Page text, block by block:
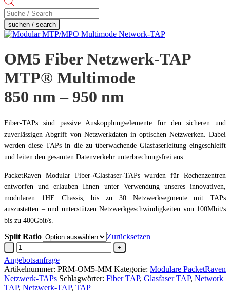
Products
search
suchen / search
OM5 Fiber Netzwerk-TAP
MTP® Multimode
850 nm – 950 nm
Fiber-TAPs sind passive Auskopplungselemente für den sicheren und
zuverlässigen Abgriff von Netzwerkdaten in optischen Netzwerken. Dabei
werden diese TAPs in die zu überwachende Glasfaserleitung eingeschleift
und leiten den gesamten Datenverkehr unterbrechungsfrei aus.
PacketRaven Modular Fiber-/Glasfaser-TAPs wurden für Rechenzentren
entworfen und erlauben Ihnen unter Verwendung unseres innovativen,
modularen 1HE Chassis, bis zu 30 Netzwerksegmente mit TAPs
auszustatten – und unterstützen Netzwerkgeschwindigkeiten von 100Mbit/s
bis zu 400Gbit/s.
Split Ratio
Zurücksetzen
OM5
Fiber
Netzwerk-
TAPMTP®
Multimode850
nm
Angebotsanfrage
Artikelnummer: PRM-OM5-MM Kategorie: Modulare PacketRaven
Netzwerk-TAPs Schlagwörter: Fiber TAP, Glasfaser TAP, Network
TAP, Netzwerk-TAP, TAP